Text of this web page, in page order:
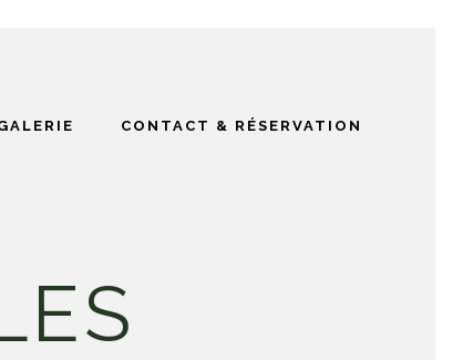
CONTACT & RÉSERVATION